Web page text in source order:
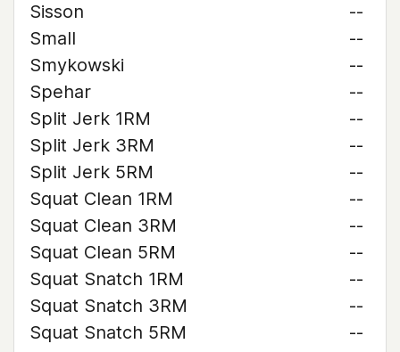
Sisson
--
Small
--
Smykowski
--
Spehar
--
Split Jerk 1RM
--
Split Jerk 3RM
--
Split Jerk 5RM
--
Squat Clean 1RM
--
Squat Clean 3RM
--
Squat Clean 5RM
--
Squat Snatch 1RM
--
Squat Snatch 3RM
--
Squat Snatch 5RM
--